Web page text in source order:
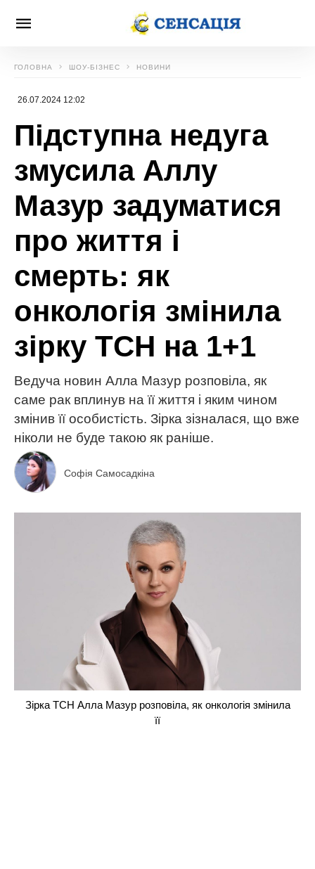
ГОЛОВНА ШОУ-БІЗНЕС НОВИНИ
26.07.2024 12:02
Підступна недуга
змусила Аллу
Мазур задуматися
про життя і
смерть: як
онкологія змінила
зірку ТСН на 1+1
Ведуча новин Алла Мазур розповіла, як
саме рак вплинув на її життя і яким чином
змінив її особистість. Зірка зізналася, що вже
ніколи не буде такою як раніше.
Софія Самосадкіна
Зірка ТСН Алла Мазур розповіла, як онкологія змінила
її